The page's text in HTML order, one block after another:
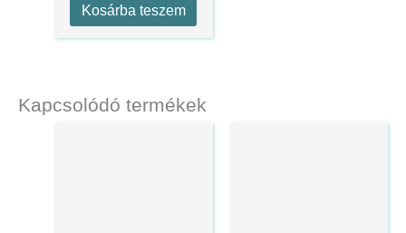
Kosárba teszem
Kapcsolódó termékek